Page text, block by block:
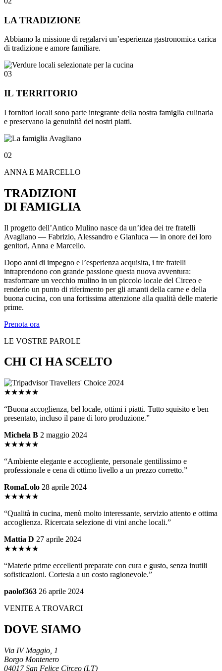
LA TRADIZIONE
Abbiamo la missione di regalarvi un’esperienza gastronomica carica
di tradizione e amore familiare.
03
IL TERRITORIO
I fornitori locali sono parte integrante della nostra famiglia culinaria
e preservano la genuinità dei nostri piatti.
02
ANNA E MARCELLO
TRADIZIONI
DI FAMIGLIA
Il progetto dell’Antico Mulino nasce da un’idea dei tre fratelli
Avagliano — Fabrizio, Alessandro e Gianluca — in onore dei loro
genitori, Anna e Marcello.
Dopo anni di impegno e l’esperienza acquisita, i tre fratelli
intraprendono con grande passione questa nuova avventura:
trasformare un vecchio mulino in un piccolo locale del Circeo e
renderlo un punto di riferimento per gli amanti della carne e della
buona cucina, con una fortissima attenzione alla qualità delle materie
prime.
Prenota ora
LE VOSTRE PAROLE
CHI CI HA SCELTO
★★★★★
“Buona accoglienza, bel locale, ottimi i piatti. Tutto squisito e ben
presentato, incluso il pane di loro produzione.”
Michela B 2 maggio 2024
★★★★★
“Ambiente elegante e accogliente, personale gentilissimo e
professionale e cena di ottimo livello a un prezzo corretto.”
RomaLolo 28 aprile 2024
★★★★★
“Qualità in cucina, menù molto interessante, servizio attento e ottima
accoglienza. Ricercata selezione di vini anche locali.”
Mattia D 27 aprile 2024
★★★★★
“Materie prime eccellenti preparate con cura e gusto, senza inutili
sofisticazioni. Cortesia a un costo ragionevole.”
paolof363 26 aprile 2024
VENITE A TROVARCI
DOVE SIAMO
Via IV Maggio, 1
Borgo Montenero
04017 San Felice Circeo (LT)